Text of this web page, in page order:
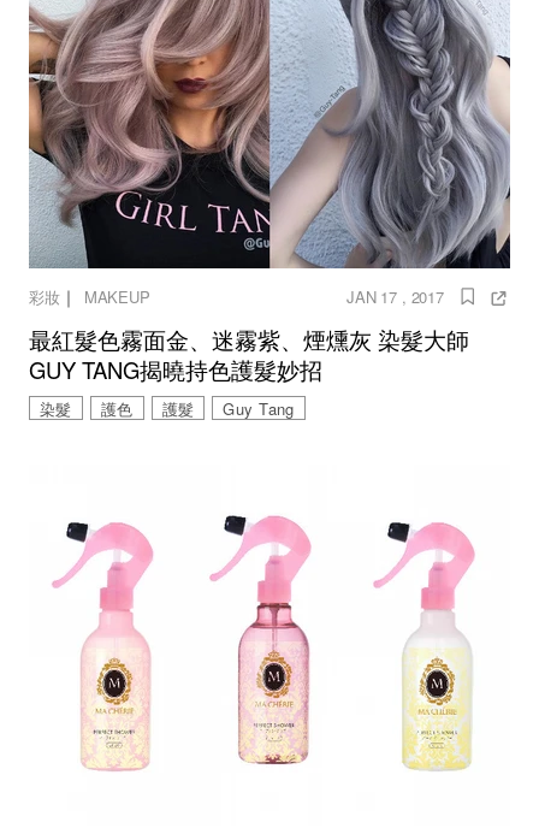
彩妝｜ MAKEUP JAN 17 , 2017
最紅髮色霧面金、迷霧紫、煙燻灰 染髮大師
GUY TANG揭曉持色護髮妙招
染髮 護色 護髮 Guy Tang